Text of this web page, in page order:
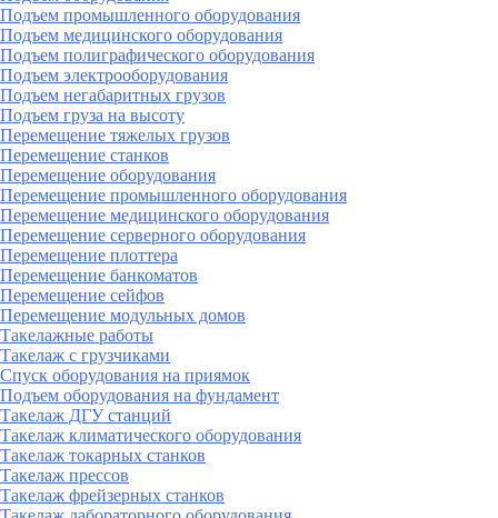
Подъем промышленного оборудования
Подъем медицинского оборудования
Подъем полиграфического оборудования
Подъем электрооборудования
Подъем негабаритных грузов
Подъем груза на высоту
Перемещение тяжелых грузов
Перемещение станков
Перемещение оборудования
Перемещение промышленного оборудования
Перемещение медицинского оборудования
Перемещение серверного оборудования
Перемещение плоттера
Перемещение банкоматов
Перемещение сейфов
Перемещение модульных домов
Такелажные работы
Такелаж с грузчиками
Спуск оборудования на приямок
Подъем оборудования на фундамент
Такелаж ДГУ станций
Такелаж климатического оборудования
Такелаж токарных станков
Такелаж прессов
Такелаж фрейзерных станков